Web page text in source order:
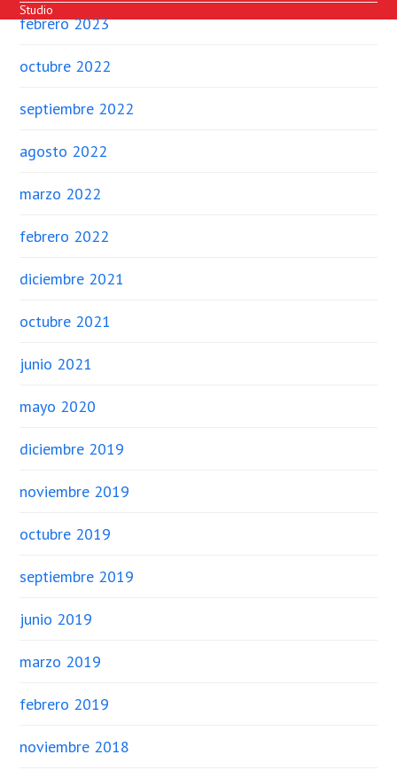
febrero 2023
octubre 2022
septiembre 2022
agosto 2022
marzo 2022
febrero 2022
diciembre 2021
octubre 2021
junio 2021
mayo 2020
diciembre 2019
noviembre 2019
octubre 2019
septiembre 2019
junio 2019
marzo 2019
febrero 2019
noviembre 2018
Studio